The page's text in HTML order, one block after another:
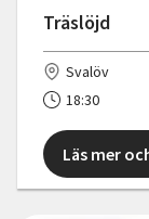
Träslöjd
Svalöv
18:30
Läs mer